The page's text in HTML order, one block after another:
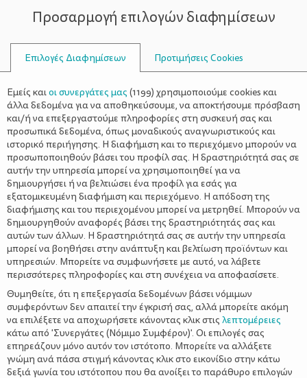
ΣΥΜΒΟΥΛΟΙ
ΟΙΚΟΓΈΝΕΙΑ>ΟΙΚΟΓΕΝΕΙΑΚΈΣ ΔΡΑΣΤΗΡΙΌΤΗΤΕΣ
Τα επιτραπέζια παιχνίδια και τα
οφέλη τους
Προσαρμογή επιλογών διαφημίσεων
Επιλογές Διαφημίσεων Προτιμήσεις Cookies
Εμείς καιοι συνεργάτες μας (1199) χρησιμοποιούμε cookies και
άλλα δεδομένα για να αποθηκεύσουμε, να αποκτήσουμε πρόσβαση
και/ή να επεξεργαστούμε πληροφορίες στη συσκευή σας και
προσωπικά δεδομένα, όπως μοναδικούς αναγνωριστικούς και
ιστορικό περιήγησης. Η διαφήμιση και το περιεχόμενο μπορούν να
προσωποποιηθούν βάσει του προφίλ σας. Η δραστηριότητά σας σε
αυτήν την υπηρεσία μπορεί να χρησιμοποιηθεί για να
δημιουργήσει ή να βελτιώσει ένα προφίλ για εσάς για
εξατομικευμένη διαφήμιση και περιεχόμενο. Η απόδοση της
διαφήμισης και του περιεχομένου μπορεί να μετρηθεί. Μπορούν να
δημιουργηθούν αναφορές βάσει της δραστηριότητάς σας και
αυτών των άλλων. Η δραστηριότητά σας σε αυτήν την υπηρεσία
μπορεί να βοηθήσει στην ανάπτυξη και βελτίωση προϊόντων και
υπηρεσιών. Μπορείτε να συμφωνήσετε με αυτό, να λάβετε
περισσότερες πληροφορίες και στη συνέχεια να αποφασίσετε.
Θυμηθείτε, ότι η επεξεργασία δεδομένων βάσει νόμιμων
συμφερόντων δεν απαιτεί την έγκρισή σας, αλλά μπορείτε ακόμη
να επιλέξετε να αποχωρήσετε κάνοντας κλικ στις λεπτομέρειες
κάτω από 'Συνεργάτες (Νόμιμο Συμφέρον)'. Οι επιλογές σας
επηρεάζουν μόνο αυτόν τον ιστότοπο. Μπορείτε να αλλάξετε
γνώμη ανά πάσα στιγμή κάνοντας κλικ στο εικονίδιο στην κάτω
δεξιά γωνία του ιστότοπου που θα ανοίξει το παράθυρο επιλογών